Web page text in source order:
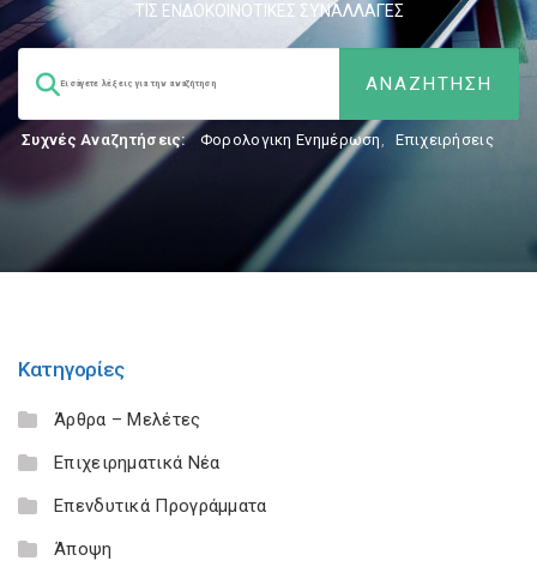
ΤΙΣ ΕΝΔΟΚΟΙΝΟΤΙΚΕΣ ΣΥΝΑΛΛΑΓΕΣ
Συχνές Αναζητήσεις: Φορολογικη Ενημέρωση, Επιχειρήσεις
Κατηγορίες
Άρθρα – Μελέτες
Επιχειρηματικά Νέα
Επενδυτικά Προγράμματα
Άποψη